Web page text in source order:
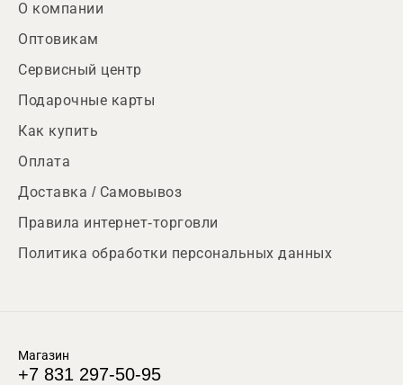
О компании
Оптовикам
Сервисный центр
Подарочные карты
Как купить
Оплата
Доставка / Самовывоз
Правила интернет-торговли
Политика обработки персональных данных
Магазин
+7 831 297-50-95